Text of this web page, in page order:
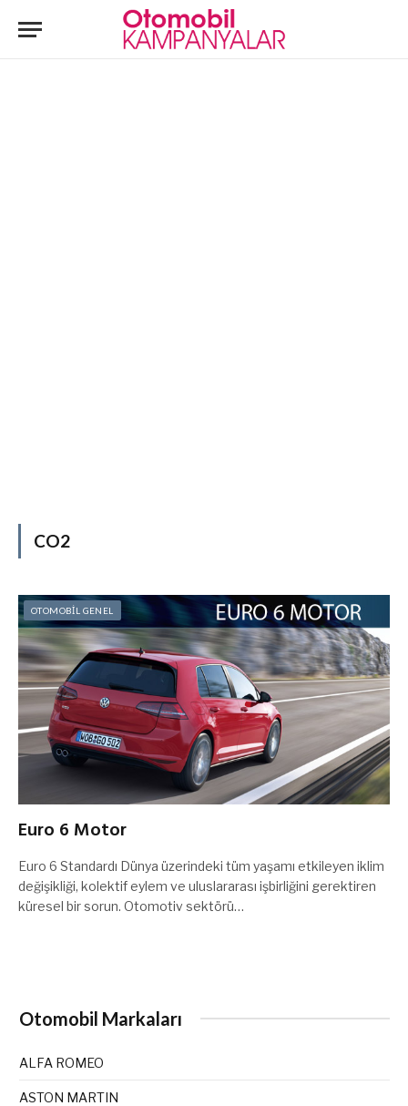
CO2
OTOMOBİL GENEL
Euro 6 Motor
Euro 6 Standardı Dünya üzerindeki tüm yaşamı etkileyen iklim
değişikliği, kolektif eylem ve uluslararası işbirliğini gerektiren
küresel bir sorun. Otomotiv sektörü…
Otomobil Markaları
ALFA ROMEO
ASTON MARTIN